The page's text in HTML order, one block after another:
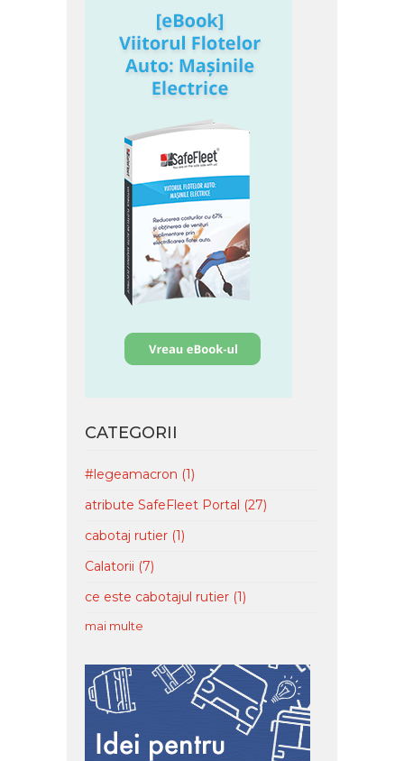
CATEGORII
#legeamacron (1)
atribute SafeFleet Portal (27)
cabotaj rutier (1)
Calatorii (7)
ce este cabotajul rutier (1)
mai multe